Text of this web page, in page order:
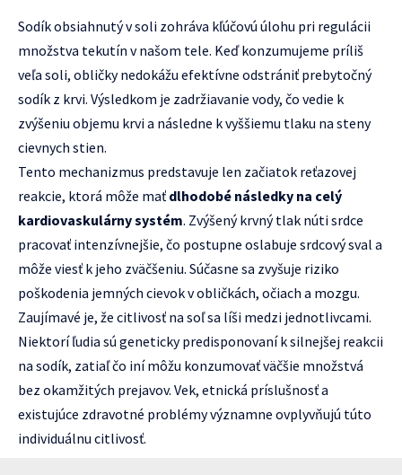
Sodík obsiahnutý v soli zohráva kľúčovú úlohu pri regulácii
množstva tekutín v našom tele. Keď konzumujeme príliš
veľa soli, obličky nedokážu efektívne odstrániť prebytočný
sodík z krvi. Výsledkom je zadržiavanie vody, čo vedie k
zvýšeniu objemu krvi a následne k vyššiemu tlaku na steny
cievnych stien.
Tento mechanizmus predstavuje len začiatok reťazovej
reakcie, ktorá môže mať dlhodobé následky na celý
kardiovaskulárny systém. Zvýšený krvný tlak núti srdce
pracovať intenzívnejšie, čo postupne oslabuje srdcový sval a
môže viesť k jeho zväčšeniu. Súčasne sa zvyšuje riziko
poškodenia jemných cievok v obličkách, očiach a mozgu.
Zaujímavé je, že citlivosť na soľ sa líši medzi jednotlivcami.
Niektorí ľudia sú geneticky predisponovaní k silnejšej reakcii
na sodík, zatiaľ čo iní môžu konzumovať väčšie množstvá
bez okamžitých prejavov. Vek, etnická príslušnosť a
existujúce zdravotné problémy významne ovplyvňujú túto
individuálnu citlivosť.